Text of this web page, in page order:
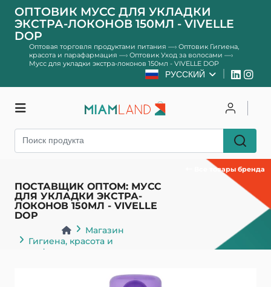
ОПТОВИК МУСС ДЛЯ УКЛАДКИ
ЭКСТРА-ЛОКОНОВ 150МЛ - VIVELLE
DOP
Оптовая торговля продуктами питания —› Оптовик Гигиена,
красота и парафармация —› Оптовик Уход за волосами —›
Мусс для укладки экстра-локонов 150мл - VIVELLE DOP
РУССКИЙ
ПОСТАВЩИК ОПТОМ: МУСС
ДЛЯ УКЛАДКИ ЭКСТРА-
ЛОКОНОВ 150МЛ - VIVELLE
DOP
Магазин
Гигиена, красота и
парафармация
Все товары бренда
Чтобы залогиниться
Зарегистрироваться